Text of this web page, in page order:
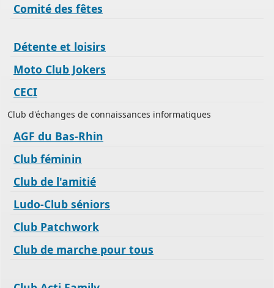
Comité des fêtes
Détente et loisirs
Moto Club Jokers
CECI
Club d'échanges de connaissances informatiques
AGF du Bas-Rhin
Club féminin
Club de l'amitié
Ludo-Club séniors
Club Patchwork
Club de marche pour tous